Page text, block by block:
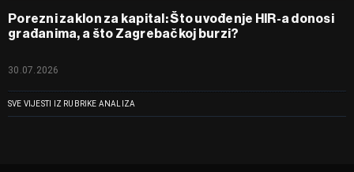
Porezni zaklon za kapital: Što uvođenje HIR-a donosi
građanima, a što Zagrebačkoj burzi?
30.07.2026
SVE VIJESTI IZ RUBRIKE ANALIZA